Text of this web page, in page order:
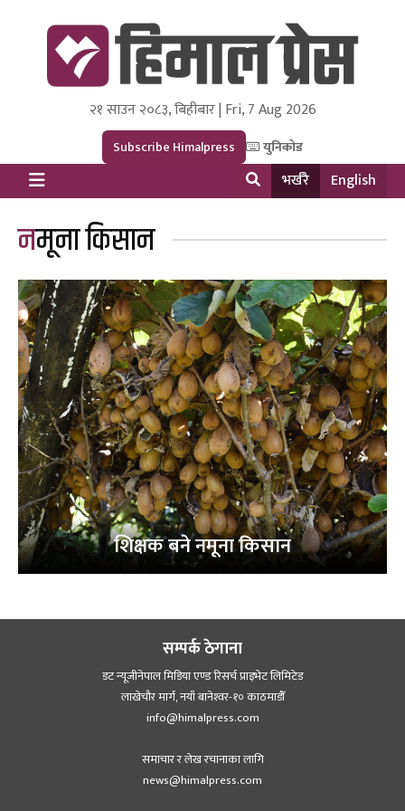
Himal Press
Dot NewsyNepal Media and Research Pvt Ltd.
२१ साउन २०८३, बिहीबार | Fri, 7 Aug 2026
Subscribe Himalpress युनिकोड
भर्खरै English
नमूना किसान
शिक्षक बने नमूना किसान
सम्पर्क ठेगाना
डट न्यूजीनेपाल मिडिया एण्ड रिसर्च प्राइभेट लिमिटेड
लाखेचौर मार्ग, नयाँ बानेश्‍वर-१० काठमाडौँ
info@himalpress.com
समाचार र लेख रचानाका लागि
news@himalpress.com